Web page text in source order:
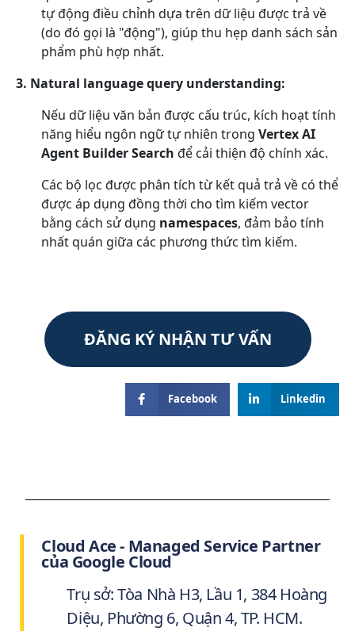
tự động điều chỉnh dựa trên dữ liệu được trả về
(do đó gọi là "động"), giúp thu hẹp danh sách sản
phẩm phù hợp nhất.
3. Natural language query understanding:
Nếu dữ liệu văn bản được cấu trúc, kích hoạt tính
năng hiểu ngôn ngữ tự nhiên trong Vertex AI
Agent Builder Search để cải thiện độ chính xác.
Các bộ lọc được phân tích từ kết quả trả về có thể
được áp dụng đồng thời cho tìm kiếm vector
bằng cách sử dụng namespaces, đảm bảo tính
nhất quán giữa các phương thức tìm kiếm.
ĐĂNG KÝ NHẬN TƯ VẤN
Facebook Linkedin
Cloud Ace - Managed Service Partner
của Google Cloud
Trụ sở: Tòa Nhà H3, Lầu 1, 384 Hoàng
Diệu, Phường 6, Quận 4, TP. HCM.